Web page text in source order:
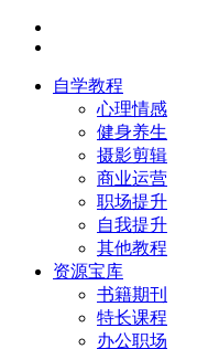
自学教程
心理情感
健身养生
摄影剪辑
商业运营
职场提升
自我提升
其他教程
资源宝库
书籍期刊
特长课程
办公职场